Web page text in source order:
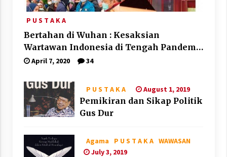
P U S T A K A
Bertahan di Wuhan : Kesaksian
Wartawan Indonesia di Tengah Pandemi
Corona
April 7, 2020 34
P U S T A K A August 1, 2019
Pemikiran dan Sikap Politik
Gus Dur
Agama P U S T A K A WAWASAN
July 3, 2019